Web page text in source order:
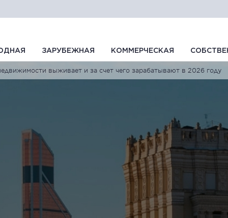
ЗАРУБЕЖНАЯ КОММЕРЧЕСКАЯ
выживает и за счет чего зарабатывают в 2026 году